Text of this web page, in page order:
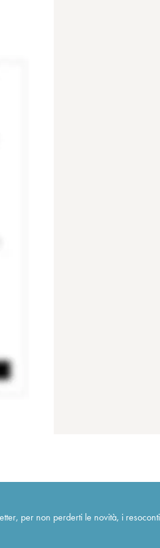
per non perderti le novità, i